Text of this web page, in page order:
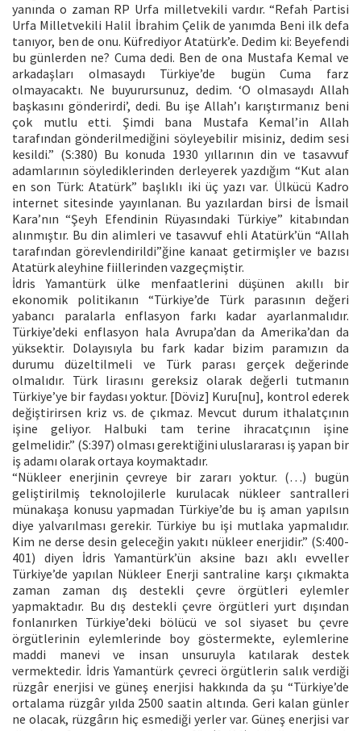
yanında o zaman RP Urfa milletvekili vardır. “Refah Partisi
Urfa Milletvekili Halil İbrahim Çelik de yanımda Beni ilk defa
tanıyor, ben de onu. Küfrediyor Atatürk’e. Dedim ki: Beyefendi
bu günlerden ne? Cuma dedi. Ben de ona Mustafa Kemal ve
arkadaşları olmasaydı Türkiye’de bugün Cuma farz
olmayacaktı. Ne buyurursunuz, dedim. ‘O olmasaydı Allah
başkasını gönderirdi’, dedi. Bu işe Allah’ı karıştırmanız beni
çok mutlu etti. Şimdi bana Mustafa Kemal’in Allah
tarafından gönderilmediğini söyleyebilir misiniz, dedim sesi
kesildi.” (S:380) Bu konuda 1930 yıllarının din ve tasavvuf
adamlarının söylediklerinden derleyerek yazdığım “Kut alan
en son Türk: Atatürk” başlıklı iki üç yazı var. Ülkücü Kadro
internet sitesinde yayınlanan. Bu yazılardan birsi de İsmail
Kara’nın “Şeyh Efendinin Rüyasındaki Türkiye” kitabından
alınmıştır. Bu din alimleri ve tasavvuf ehli Atatürk’ün “Allah
tarafından görevlendirildi”ğine kanaat getirmişler ve bazısı
Atatürk aleyhine fiillerinden vazgeçmiştir.
İdris Yamantürk ülke menfaatlerini düşünen akıllı bir
ekonomik politikanın “Türkiye’de Türk parasının değeri
yabancı paralarla enflasyon farkı kadar ayarlanmalıdır.
Türkiye’deki enflasyon hala Avrupa’dan da Amerika’dan da
yüksektir. Dolayısıyla bu fark kadar bizim paramızın da
durumu düzeltilmeli ve Türk parası gerçek değerinde
olmalıdır. Türk lirasını gereksiz olarak değerli tutmanın
Türkiye’ye bir faydası yoktur. [Döviz] Kuru[nu], kontrol ederek
değiştirirsen kriz vs. de çıkmaz. Mevcut durum ithalatçının
işine geliyor. Halbuki tam terine ihracatçının işine
gelmelidir.” (S:397) olması gerektiğini uluslararası iş yapan bir
iş adamı olarak ortaya koymaktadır.
“Nükleer enerjinin çevreye bir zararı yoktur. (…) bugün
geliştirilmiş teknolojilerle kurulacak nükleer santralleri
münakaşa konusu yapmadan Türkiye’de bu iş aman yapılsın
diye yalvarılması gerekir. Türkiye bu işi mutlaka yapmalıdır.
Kim ne derse desin geleceğin yakıtı nükleer enerjidir.” (S:400-
401) diyen İdris Yamantürk’ün aksine bazı aklı evveller
Türkiye’de yapılan Nükleer Enerji santraline karşı çıkmakta
zaman zaman dış destekli çevre örgütleri eylemler
yapmaktadır. Bu dış destekli çevre örgütleri yurt dışından
fonlanırken Türkiye’deki bölücü ve sol siyaset bu çevre
örgütlerinin eylemlerinde boy göstermekte, eylemlerine
maddi manevi ve insan unsuruyla katılarak destek
vermektedir. İdris Yamantürk çevreci örgütlerin salık verdiği
rüzgâr enerjisi ve güneş enerjisi hakkında da şu “Türkiye’de
ortalama rüzgâr yılda 2500 saatin altında. Geri kalan günler
ne olacak, rüzgârın hiç esmediği yerler var. Güneş enerjisi var